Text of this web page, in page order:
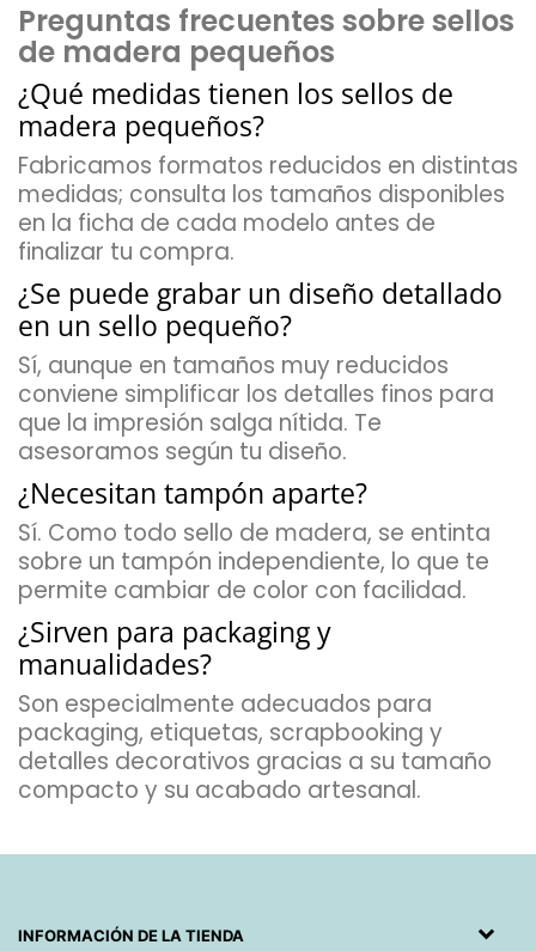
Preguntas frecuentes sobre sellos
de madera pequeños
¿Qué medidas tienen los sellos de
madera pequeños?
Fabricamos formatos reducidos en distintas
medidas; consulta los tamaños disponibles
en la ficha de cada modelo antes de
finalizar tu compra.
¿Se puede grabar un diseño detallado
en un sello pequeño?
Sí, aunque en tamaños muy reducidos
conviene simplificar los detalles finos para
que la impresión salga nítida. Te
asesoramos según tu diseño.
¿Necesitan tampón aparte?
Sí. Como todo sello de madera, se entinta
sobre un tampón independiente, lo que te
permite cambiar de color con facilidad.
¿Sirven para packaging y
manualidades?
Son especialmente adecuados para
packaging, etiquetas, scrapbooking y
detalles decorativos gracias a su tamaño
compacto y su acabado artesanal.
INFORMACIÓN DE LA TIENDA